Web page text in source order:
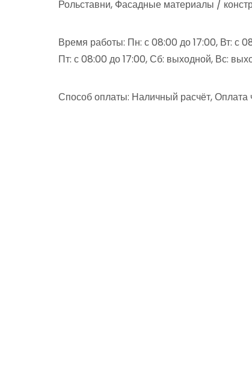
Рольставни, Фасадные материалы /
Время работы: Пн: с 08:00 до 17:00, Вт: с
Пт: с 08:00 до 17:00, Сб: выходной, Вс:
Способ оплаты: Наличный расчёт, Оплата